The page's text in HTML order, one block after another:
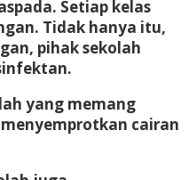
Setiap kelas
Tidak hanya itu,
pihak sekolah
yang memang
cairan